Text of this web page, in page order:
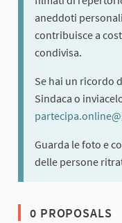
aneddoti
contribuisce a
condivisa.
Se hai un ricordo
Sindaca o
Guarda le foto e
delle persone
0 PROPOSALS